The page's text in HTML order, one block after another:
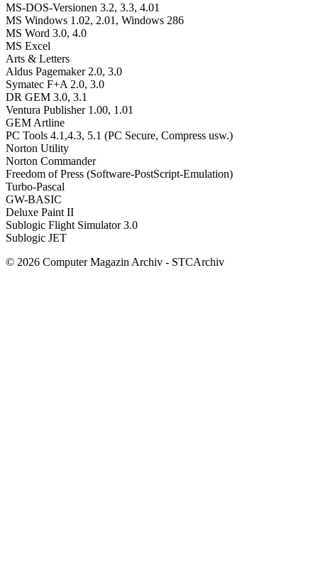
MS-DOS-Versionen 3.2, 3.3, 4.01
MS Windows 1.02, 2.01, Windows 286
MS Word 3.0, 4.0
MS Excel
Arts & Letters
Aldus Pagemaker 2.0, 3.0
Symatec F+A 2.0, 3.0
DR GEM 3.0, 3.1
Ventura Publisher 1.00, 1.01
GEM Artline
PC Tools 4.1,4.3, 5.1 (PC Secure, Compress usw.)
Norton Utility
Norton Commander
Freedom of Press (Software-PostScript-Emulation)
Turbo-Pascal
GW-BASIC
Deluxe Paint II
Sublogic Flight Simulator 3.0
Sublogic JET
© 2026 Computer Magazin Archiv - STCArchiv